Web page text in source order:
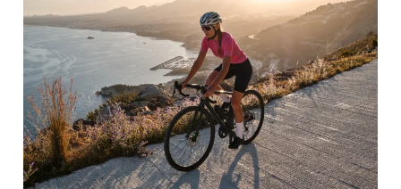
Gravel
:
l’aventure
tout-
terrain
pour
les
passionnés
de